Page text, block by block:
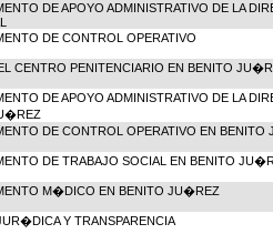
DE APOYO ADMINISTRATIVO DE LA
DE CONTROL OPERATIVO
CENTRO PENITENCIARIO EN BENITO
DE APOYO ADMINISTRATIVO DE LA
DE CONTROL OPERATIVO EN
DE TRABAJO SOCIAL EN BENITO
M�DICO EN BENITO JU�REZ
Y TRANSPARENCIA